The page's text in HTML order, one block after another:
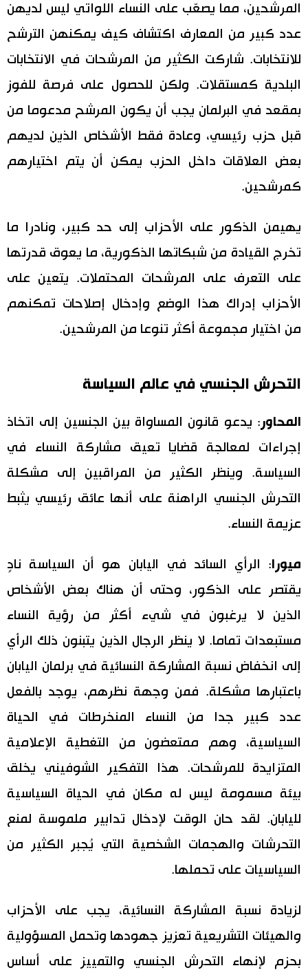
المرشحين، مما يصعّب على النساء اللواتي ليس لديهن
عدد كبير من المعارف اكتشاف كيف يمكنهن الترشح
للانتخابات. شاركت الكثير من المرشحات في الانتخابات
البلدية كمستقلات. ولكن للحصول على فرصة للفوز
بمقعد في البرلمان يجب أن يكون المرشح مدعوما من
قبل حزب رئيسي، وعادة فقط الأشخاص الذين لديهم
بعض العلاقات داخل الحزب يمكن أن يتم اختيارهم
كمرشحين.
يهيمن الذكور على الأحزاب إلى حد كبير، ونادرا ما
تخرج القيادة من شبكاتها الذكورية، ما يعوق قدرتها
على التعرف على المرشحات المحتملات. يتعين على
الأحزاب إدراك هذا الوضع وإدخال إصلاحات تمكنهم
من اختيار مجموعة أكثر تنوعا من المرشحين.
التحرش الجنسي في عالم السياسة
المحاور: يدعو قانون المساواة بين الجنسين إلى اتخاذ
إجراءات لمعالجة قضايا تعيق مشاركة النساء في
السياسة. وينظر الكثير من المراقبين إلى مشكلة
التحرش الجنسي الراهنة على أنها عائق رئيسي يثبط
عزيمة النساء.
ميورا: الرأي السائد في اليابان هو أن السياسة نادٍ
يقتصر على الذكور، وحتى أن هناك بعض الأشخاص
الذين لا يرغبون في شيء أكثر من رؤية النساء
مستبعدات تماما. لا ينظر الرجال الذين يتبنون ذلك الرأي
إلى انخفاض نسبة المشاركة النسائية في برلمان اليابان
باعتبارها مشكلة. فمن وجهة نظرهم، يوجد بالفعل
عدد كبير جدا من النساء المنخرطات في الحياة
السياسية، وهم ممتعضون من التغطية الإعلامية
المتزايدة للمرشحات. هذا التفكير الشوفيني يخلق
بيئة مسمومة ليس له مكان في الحياة السياسية
لليابان. لقد حان الوقت لإدخال تدابير ملموسة لمنع
التحرشات والهجمات الشخصية التي يُجبر الكثير من
السياسيات على تحملها.
لزيادة نسبة المشاركة النسائية، يجب على الأحزاب
والهيئات التشريعية تعزيز جهودها وتحمل المسؤولية
بحزم لإنهاء التحرش الجنسي والتمييز على أساس